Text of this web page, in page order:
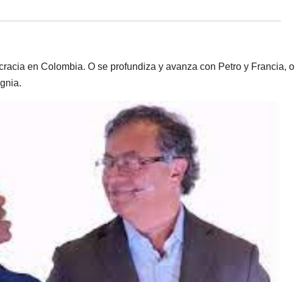
en Colombia. O se profundiza y avanza con Petro y Francia, o